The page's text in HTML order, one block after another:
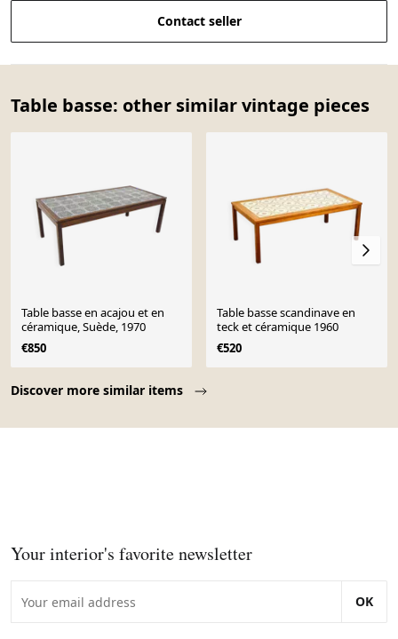
Contact seller
Table basse: other similar vintage pieces
Discover more similar items
Table basse en acajou et en
céramique, Suède, 1970
€850
Table basse scandinave en
teck et céramique 1960
€520
Your interior's favorite newsletter
OK